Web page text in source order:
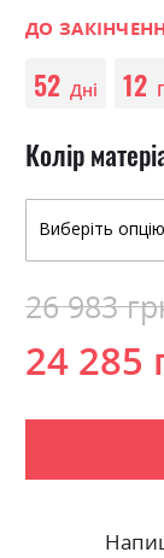
of
images
gallery
ДО
52 Дні 12
Колір
24 285
26 983